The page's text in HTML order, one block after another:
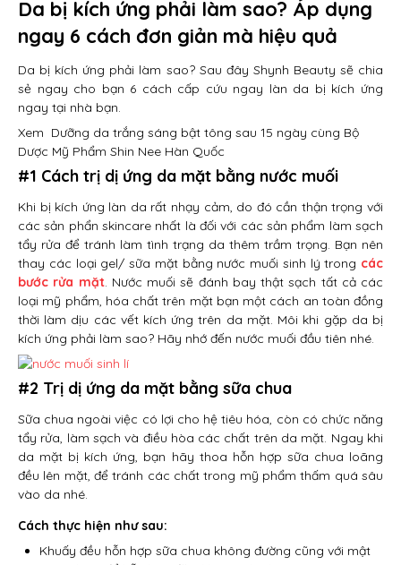
Da bị kích ứng phải làm sao? Áp dụng
ngay 6 cách đơn giản mà hiệu quả
Da bị kích ứng phải làm sao? Sau đây Shynh Beauty sẽ chia
sẻ ngay cho bạn 6 cách cấp cứu ngay làn da bị kích ứng
ngay tại nhà bạn.
Xem Dưỡng da trắng sáng bật tông sau 15 ngày cùng Bộ
Dược Mỹ Phẩm Shin Nee Hàn Quốc
#1 Cách trị dị ứng da mặt bằng nước muối
Khi bị kích ứng làn da rất nhạy cảm, do đó cần thận trọng với
các sản phẩn skincare nhất là đối với các sản phẩm làm sạch
tẩy rửa để tránh làm tình trạng da thêm trầm trọng. Bạn nên
thay các loại gel/ sữa mặt bằng nước muối sinh lý trong các
bước rửa mặt. Nước muối sẽ đánh bay thật sạch tất cả các
loại mỹ phẩm, hóa chất trên mặt bạn một cách an toàn đồng
thời làm dịu các vết kích ứng trên da mặt. Môi khi gặp da bị
kích ứng phải làm sao? Hãy nhớ đến nước muối đầu tiên nhé.
#2 Trị dị ứng da mặt bằng sữa chua
Sữa chua ngoài việc có lợi cho hệ tiêu hóa, còn có chức năng
tẩy rửa, làm sạch và điều hòa các chất trên da mặt. Ngay khi
da mặt bị kích ứng, bạn hãy thoa hỗn hợp sữa chua loãng
đều lên mặt, để tránh các chất trong mỹ phẩm thấm quá sâu
vào da nhé.
Cách thực hiện như sau:
Khuấy đều hỗn hợp sữa chua không đường cũng với mật